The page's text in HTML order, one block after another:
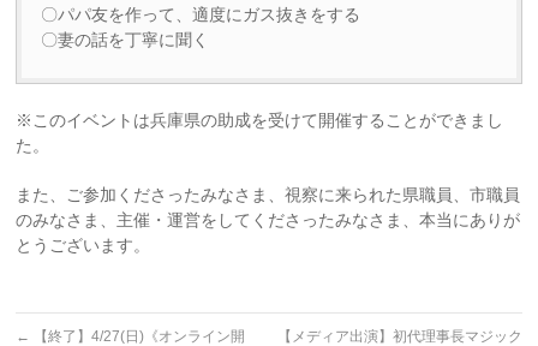
〇パパ友を作って、適度にガス抜きをする
〇妻の話を丁寧に聞く
※このイベントは兵庫県の助成を受けて開催することができまし
た。
また、ご参加くださったみなさま、視察に来られた県職員、市職員
のみなさま、主催・運営をしてくださったみなさま、本当にありが
とうございます。
←
【終了】4/27(日)《オンライン開
【メディア出演】初代理事長マジック